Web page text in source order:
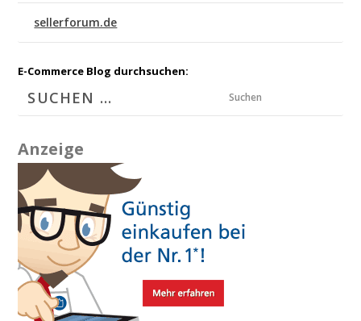
sellerforum.de
E-Commerce Blog durchsuchen:
Suchen
Anzeige